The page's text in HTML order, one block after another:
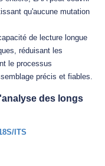
qu'aucune mutation
de lecture longue
réduisant les
le processus
précis et fiables.
des longs
ITS